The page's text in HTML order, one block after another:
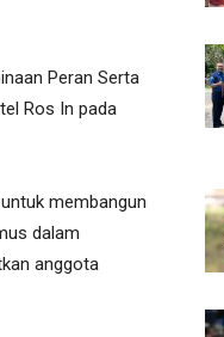
Peran Serta
Ros In pada
membangun
dalam
anggota